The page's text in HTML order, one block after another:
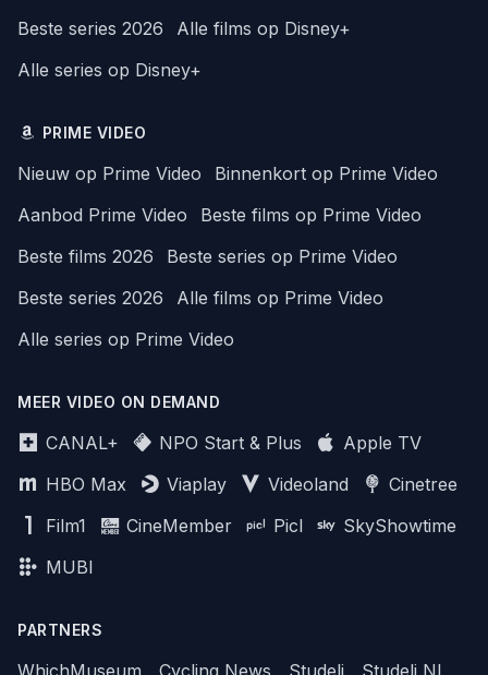
Beste series 2026
Alle films op Disney+
Alle series op Disney+
PRIME VIDEO
Nieuw op Prime Video
Binnenkort op Prime Video
Aanbod Prime Video
Beste films op Prime Video
Beste films 2026
Beste series op Prime Video
Beste series 2026
Alle films op Prime Video
Alle series op Prime Video
MEER VIDEO ON DEMAND
CANAL+ NPO Start & Plus
Apple TV
HBO Max
Viaplay Videoland
Cinetree
Film1
CineMember Picl
SkyShowtime
MUBI
PARTNERS